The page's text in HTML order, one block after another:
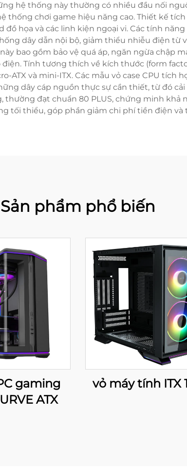
hệ thống này thường có nhiều đầu nối
thống chơi game hiệu năng cao. Thiết kế
họa và các linh kiện ngoại vi. Các tính
dây dẫn nội bộ, giảm thiểu nhiễu điện từ
bao gồm bảo vệ quá áp, ngăn ngừa chập
Tính tương thích về kích thước (form
ATX và mini-ITX. Các mẫu vỏ case CPU
dây cáp nguồn thực sự cần thiết, từ đó
thường đạt chuẩn 80 PLUS, chứng minh khả
tối thiểu, góp phần giảm chi phí tiền điện
Sản phẩm phổ biến
gaming
ATX
vỏ máy tính ITX